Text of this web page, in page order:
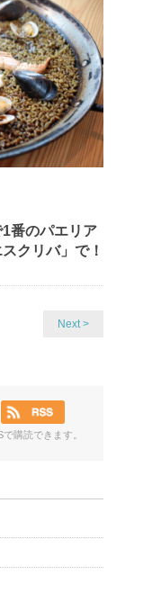
番のパエリア
クリバ」で！
Next >
で購読できます。